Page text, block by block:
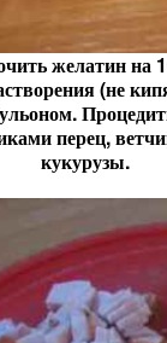
желатин на
(не
перец,
кукурузы.